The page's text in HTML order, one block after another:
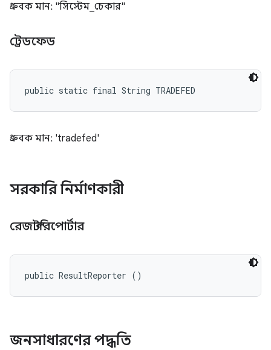
ধ্রুবক মান: "সিস্টেম_চেকার"
ট্রেডফেড
public static final String TRADEFED
ধ্রুবক মান: 'tradefed'
সরকারি নির্মাণকারী
রেজাল্টরিপোর্টার
public ResultReporter ()
জনসাধারণের পদ্ধতি